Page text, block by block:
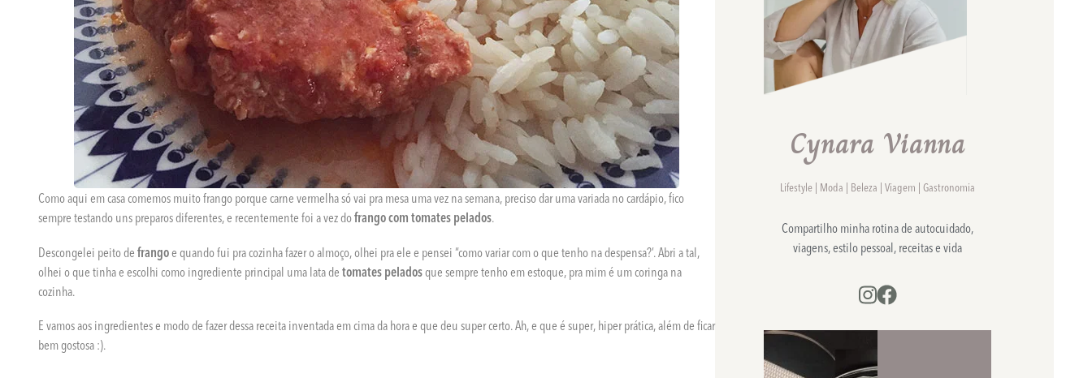
Como aqui em casa comemos muito frango porque carne vermelha só vai pra mesa uma vez na semana, preciso dar uma variada no cardápio, fico
sempre testando uns preparos diferentes, e recentemente foi a vez dofrango com tomates pelados.
Descongelei peito de frangoe quando fui pra cozinha fazer o almoço, olhei pra ele e pensei “como variar com o que tenho na despensa?’. Abri a tal,
olhei o que tinha e escolhi como ingrediente principal uma lata de tomates peladosque sempre tenho em estoque, pra mim é um coringa na
cozinha.
E vamos aos ingredientes e modo de fazer dessa receita inventada em cima da hora e que deu super certo. Ah, e que é super, hiper prática, além de ficar
bem gostosa :).
Cynara Vianna
Lifestyle | Moda | Beleza | Viagem | Gastronomia
Compartilho minha rotina de autocuidado,
viagens, estilo pessoal, receitas e vida